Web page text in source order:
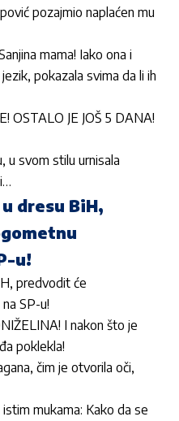
pozajmio naplaćen mu
mama! Iako ona i
pokazala svima da li ih
OSTALO JE JOŠ 5 DANA!
u svom stilu urnisala
dresu BiH,
u!
predvodit će
SP-u!
I nakon što je
poklekla!
čim je otvorila oči,
mukama: Kako da se